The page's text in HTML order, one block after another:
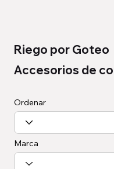
Riego por Goteo
Accesorios de
Ordenar
Marca